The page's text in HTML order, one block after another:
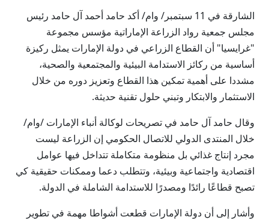
الشارقة في 11 سبتمبر/ وام/ أكد حامد أحمد آل حامد رئيس
مجلس جمعية رواد الزراعة الإماراتية مؤسس مجموعة
"غرايسيا" أن القطاع الزراعي في دولة الإمارات يمثل ركيزة
أساسية من ركائز الاستدامة البيئية والمجتمعية والصحية،
مشددا على أهمية تمكين هذا القطاع وتعزيز دوره من خلال
الاستثمار والابتكار وتبني حلول تقنية حديثة.
وقال حامد آل حامد في تصريحات لوكالة أنباء الإمارات /وام/
خلال المنتدى الدولي للاتصال الحكومي إن الزراعة ليست
مجرد إنتاج غذائي بل منظومة متكاملة تتداخل فيها عوامل
اقتصادية واجتماعية وبيئية، وتتطلب دعما وممكنات حقيقية كي
تصبح قطاعًا رائدًا ومصدرًا للاستدامة الشاملة في الدولة.
وأشار إلى أن دولة الإمارات قطعت أشواطا مهمة في تطوير